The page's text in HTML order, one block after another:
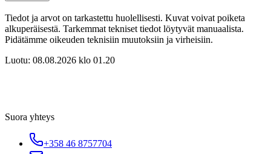
Tiedot ja arvot on tarkastettu huolellisesti. Kuvat voivat poiketa
alkuperäisestä. Tarkemmat tekniset tiedot löytyvät manuaalista.
Pidätämme oikeuden teknisiin muutoksiin ja virheisiin.
Luotu: 08.08.2026 klo 01.20
Suora yhteys
+358 46 8757704